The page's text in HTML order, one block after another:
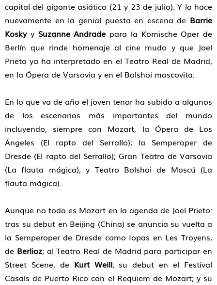
capital del gigante asiático (21 y 23 de julio). Y lo hace
nuevamente en la genial puesta en escena de Barrie
Koskyy Suzanne Andrade para la Komische Oper de
Berlín que rinde homenaje al cine mudo y que Joel
Prieto ya ha interpretado en el Teatro Real de Madrid,
en la Ópera de Varsovia y en el Bolshoi moscovita.
En lo que va de año el joven tenor ha subido a algunos
de los escenarios más importantes del mundo
incluyendo, siempre con Mozart, la Ópera de Los
Ángeles (El rapto del Serrallo); la Semperoper de
Dresde (El rapto del Serrallo); Gran Teatro de Varsovia
(La flauta mágica); y Teatro Bolshoi de Moscú (La
flauta mágica).
Aunque no todo es Mozart en la agenda de Joel Prieto:
tras su debut en Beijing (China) se anuncia su vuelta a
la Semperoper de Dresde como Iopas en Les Troyens,
de Berlioz; al Teatro Real de Madrid para participar en
Street Scene, de Kurt Weill; su debut en el Festival
Casals de Puerto Rico con el Requiem de Mozart; y su